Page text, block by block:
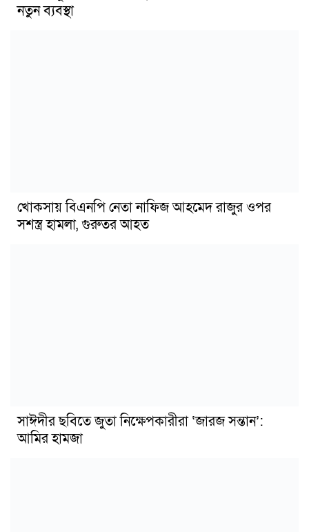
নতুন ব্যবস্থা
খোকসায় বিএনপি নেতা নাফিজ আহমেদ রাজুর ওপর
সশস্ত্র হামলা, গুরুতর আহত
সাঈদীর ছবিতে জুতা নিক্ষেপকারীরা ‘জারজ সন্তান’:
আমির হামজা